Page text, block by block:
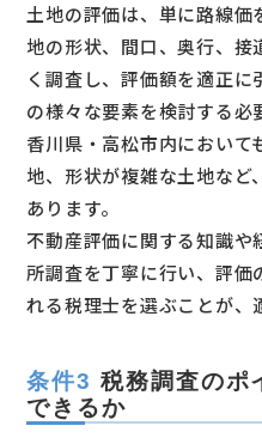
土地の評価は、単に路線価
地の形状、間口、奥行、
く調査し、評価額を適正
の様々な要素を検討する必
香川県・高松市内において
地、形状が複雑な土地など
あります。
不動産評価に関する知識や
所調査を丁寧に行い、評価
れる税理士を選ぶことが、
条件3 税務調査のポ
できるか